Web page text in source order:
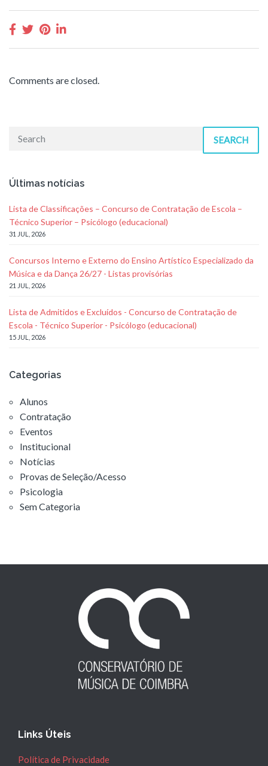
Comments are closed.
SEARCH
Últimas notícias
Lista de Classificações – Concurso de Contratação de Escola –
Técnico Superior – Psicólogo (educacional)
31 JUL, 2026
Concursos Interno e Externo do Ensino Artístico Especializado da
Música e da Dança 26/27 - Listas provisórias
21 JUL, 2026
Lista de Admitidos e Excluídos - Concurso de Contratação de
Escola - Técnico Superior - Psicólogo (educacional)
15 JUL, 2026
Categorias
Alunos
Contratação
Eventos
Institucional
Notícias
Provas de Seleção/Acesso
Psicologia
Sem Categoria
Links Úteis
Política de Privacidade